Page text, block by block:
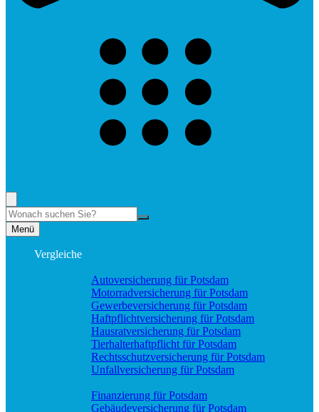
Suche
Menü
Vergleiche
Autoversicherung für Potsdam
Motorradversicherung für Potsdam
Gewerbeversicherung für Potsdam
Haftpflichtversicherung für Potsdam
Hausratversicherung für Potsdam
Tierhalterhaftpflicht für Potsdam
Rechtsschutzversicherung für Potsdam
Unfallversicherung für Potsdam
Finanzierung für Potsdam
Gebäudeversicherung für Potsdam